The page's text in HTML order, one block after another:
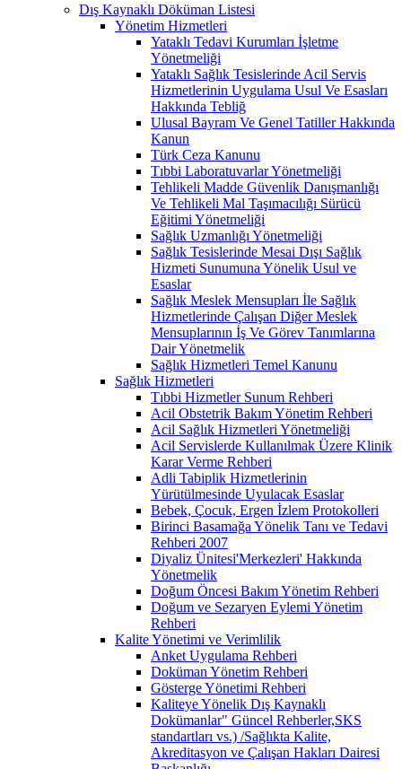
Dış Kaynaklı Döküman Listesi
Yönetim Hizmetleri
Yataklı Tedavi Kurumları İşletme
Yönetmeliği
Yataklı Sağlık Tesislerinde Acil Servis
Hizmetlerinin Uygulama Usul Ve Esasları
Hakkında Tebliğ
Ulusal Bayram Ve Genel Tatiller Hakkında
Kanun
Türk Ceza Kanunu
Tıbbi Laboratuvarlar Yönetmeliği
Tehlikeli Madde Güvenlik Danışmanlığı
Ve Tehlikeli Mal Taşımacılığı Sürücü
Eğitimi Yönetmeliği
Sağlık Uzmanlığı Yönetmeliği
Sağlık Tesislerinde Mesai Dışı Sağlık
Hizmeti Sunumuna Yönelik Usul ve
Esaslar
Sağlık Meslek Mensupları İle Sağlık
Hizmetlerinde Çalışan Diğer Meslek
Mensuplarının İş Ve Görev Tanımlarına
Dair Yönetmelik
Sağlık Hizmetleri Temel Kanunu
Sağlık Hizmetleri
Tıbbi Hizmetler Sunum Rehberi
Acil Obstetrik Bakım Yönetim Rehberi
Acil Sağlık Hizmetleri Yönetmeliği
Acil Servislerde Kullanılmak Üzere Klinik
Karar Verme Rehberi
Adli Tabiplik Hizmetlerinin
Yürütülmesinde Uyulacak Esaslar
Bebek, Çocuk, Ergen İzlem Protokolleri
Birinci Basamağa Yönelik Tanı ve Tedavi
Rehberi 2007
Diyaliz Ünitesi'Merkezleri' Hakkında
Yönetmelik
Doğum Öncesi Bakım Yönetim Rehberi
Doğum ve Sezaryen Eylemi Yönetim
Rehberi
Kalite Yönetimi ve Verimlilik
Anket Uygulama Rehberi
Doküman Yönetim Rehberi
Gösterge Yönetimi Rehberi
Kaliteye Yönelik Dış Kaynaklı
Dokümanlar" Güncel Rehberler,SKS
standartları vs.) /Sağlıkta Kalite,
Akreditasyon ve Çalışan Hakları Dairesi